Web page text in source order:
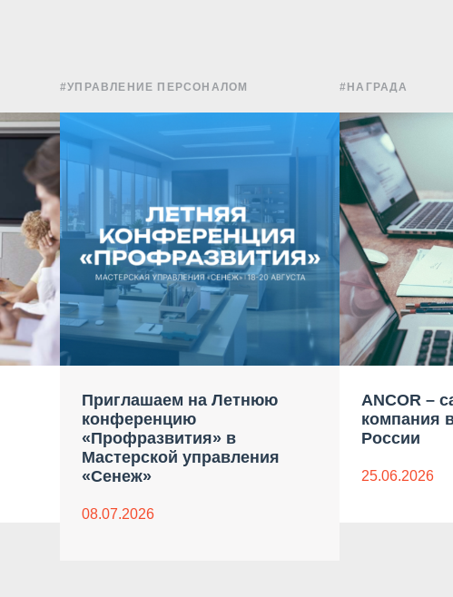
#УПРАВЛЕНИЕ ПЕРСОНАЛОМ
Приглашаем на Летнюю
конференцию
«Профразвития» в
Мастерской управления
«Сенеж»
08.07.2026
#НАГРАДА
ANCOR –
компания
России
25.06.2026